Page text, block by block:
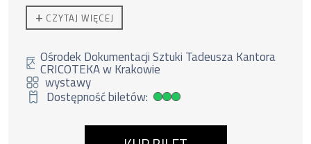
+ CZYTAJ WIĘCEJ
Ośrodek Dokumentacji Sztuki Tadeusza Kantora
CRICOTEKA w Krakowie
wystawy
Dostępność biletów:
Duża dostępność biletów